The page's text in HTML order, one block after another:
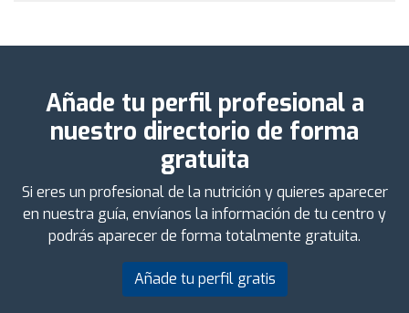
Añade tu perfil profesional a
nuestro directorio de forma
gratuita
Si eres un profesional de la nutrición y quieres aparecer
en nuestra guía, envíanos la información de tu centro y
podrás aparecer de forma totalmente gratuita.
Añade tu perfil gratis